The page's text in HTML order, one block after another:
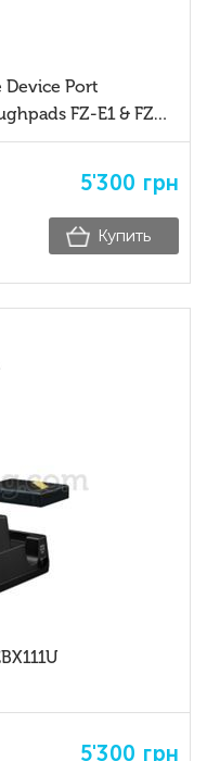
Device Port
FZ-E1 & FZ-
5'300 грн
Купить
5'300 грн